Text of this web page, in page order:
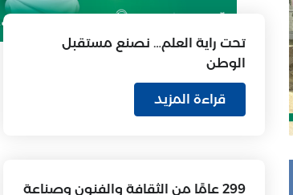
تحت راية العلم… نصنع مستقبل
الوطن
قراءة المزيد
299 عامًا من الثقافة والفنون وصناعة